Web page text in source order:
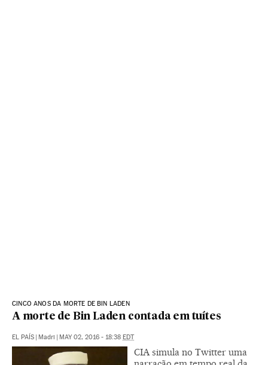
CINCO ANOS DA MORTE DE BIN LADEN
A morte de Bin Laden contada em tuítes
EL PAÍS | Madri | MAY 02, 2016 - 18:38 EDT
CIA simula no Twitter uma